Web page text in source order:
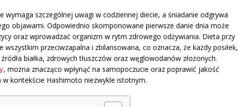
wymaga szczególnej uwagi w codziennej diecie, a śniadanie odgrywa
objawami. Odpowiednio skomponowane pierwsze danie dnia może
oraz wprowadzać organizm w rytm zdrowego odżywiania. Dieta przy
wszystkim przeciwzapalna i zbilansowana, co oznacza, że każdy posiłek,
białka, zdrowych tłuszczów oraz węglowodanów złożonych.
, można znacząco wpłynąć na samopoczucie oraz poprawić jakość
kontekście Hashimoto niezwykle istotnym.